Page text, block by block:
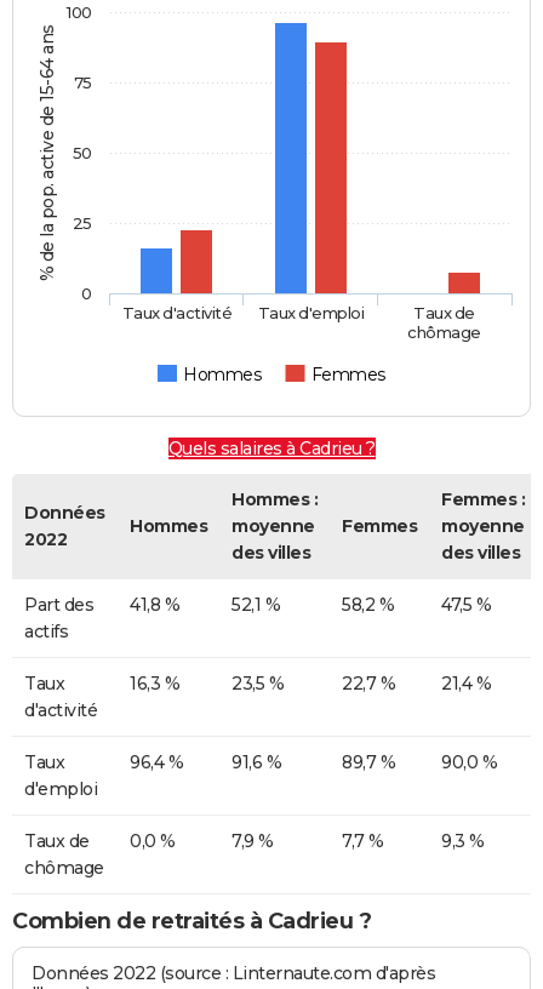
% de la pop. active de 15-64 ans
Hommes Femmes
Taux d'activité Taux d'emploi
Taux de
chômage
0
25
50
75
100
Quels salaires à Cadrieu ?
Données
2022
Hommes
Hommes :
moyenne
des villes
Femmes
Femmes :
moyenne
des villes
Part des
actifs
41,8 % 52,1 % 58,2 % 47,5 %
Taux
d'activité
16,3 % 23,5 % 22,7 % 21,4 %
Taux
d'emploi
96,4 % 91,6 % 89,7 % 90,0 %
Taux de
chômage
0,0 % 7,9 % 7,7 % 9,3 %
Combien de retraités à Cadrieu ?
Données 2022 (source : Linternaute.com d'après